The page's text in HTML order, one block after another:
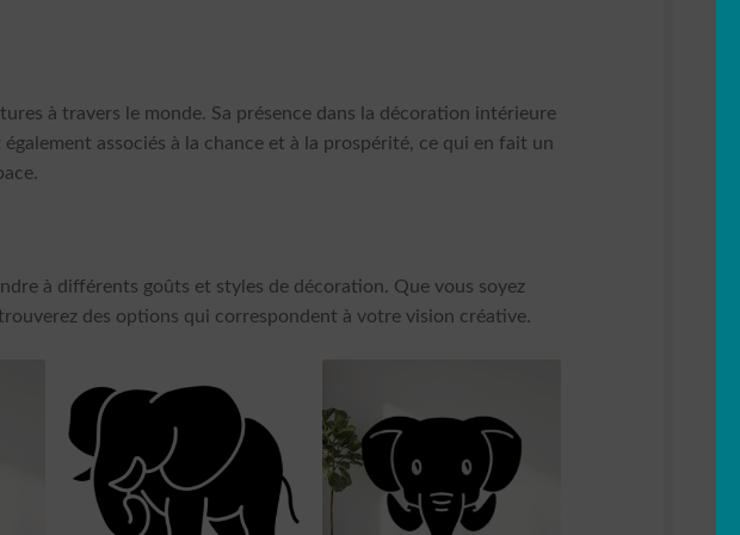
à travers le monde. Sa présence dans la décoration intérieure
associés à la chance et à la prospérité, ce qui en fait un
à différents goûts et styles de décoration. Que vous soyez
des options qui correspondent à votre vision créative.